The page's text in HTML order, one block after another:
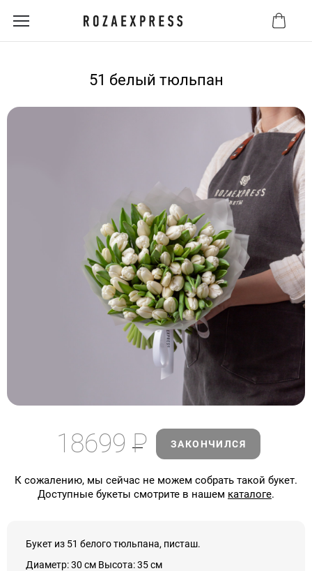
51 белый тюльпан
18699Р ЗАКОНЧИЛСЯ
К сожалению, мы сейчас не можем собрать такой букет.
Доступные букеты смотрите в нашем каталоге.
Букет из 51 белого тюльпана, писташ.
Диаметр: 30 см Высота: 35 см